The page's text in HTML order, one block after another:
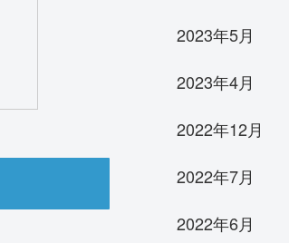
2023年5月
2023年4月
2022年12月
2022年7月
2022年6月